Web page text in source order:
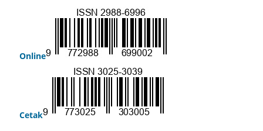
Online
Cetak